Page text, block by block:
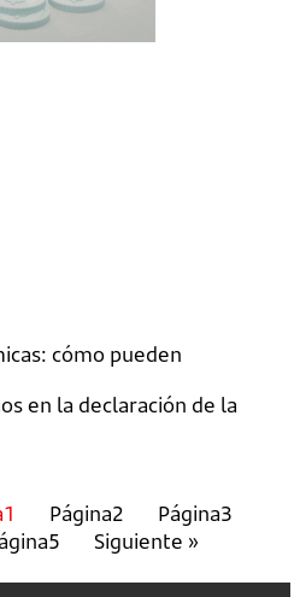
cómo pueden
en la declaración de la
1 Página2 Página3
5 Siguiente »